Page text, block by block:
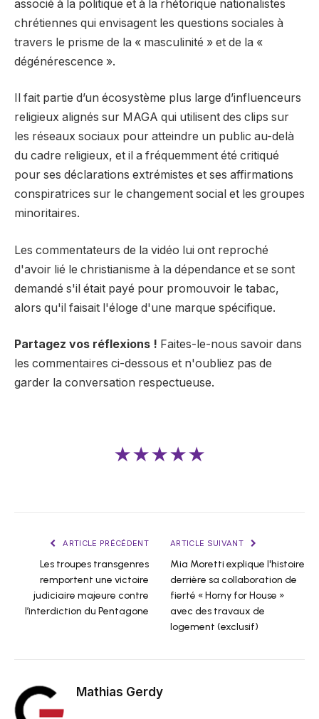
associé à la politique et à la rhétorique nationalistes
chrétiennes qui envisagent les questions sociales à
travers le prisme de la « masculinité » et de la «
dégénérescence ».
Il fait partie d’un écosystème plus large d’influenceurs
religieux alignés sur MAGA qui utilisent des clips sur
les réseaux sociaux pour atteindre un public au-delà
du cadre religieux, et il a fréquemment été critiqué
pour ses déclarations extrémistes et ses affirmations
conspiratrices sur le changement social et les groupes
minoritaires.
Les commentateurs de la vidéo lui ont reproché
d'avoir lié le christianisme à la dépendance et se sont
demandé s'il était payé pour promouvoir le tabac,
alors qu'il faisait l'éloge d'une marque spécifique.
Partagez vos réflexions ! Faites-le-nous savoir dans
les commentaires ci-dessous et n'oubliez pas de
garder la conversation respectueuse.
★★★★★
ARTICLE PRÉCÉDENT
Les troupes transgenres
remportent une victoire
judiciaire majeure contre
l’interdiction du Pentagone
ARTICLE SUIVANT
Mia Moretti explique l'histoire
derrière sa collaboration de
fierté « Horny for House »
avec des travaux de
logement (exclusif)
Mathias Gerdy